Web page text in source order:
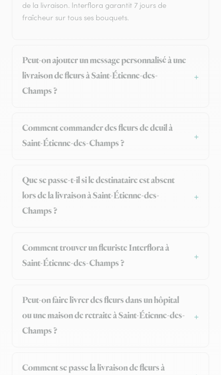
de la livraison. Interflora garantit 7 jours de
fraîcheur sur tous ses bouquets.
Peut-on ajouter un message personnalisé à une
livraison de fleurs à Saint-Étienne-des-
Champs ?
Comment commander des fleurs de deuil à
Saint-Étienne-des-Champs ?
Que se passe-t-il si le destinataire est absent
lors de la livraison à Saint-Étienne-des-
Champs ?
Comment trouver un fleuriste Interflora à
Saint-Étienne-des-Champs ?
Peut-on faire livrer des fleurs dans un hôpital
ou une maison de retraite à Saint-Étienne-des-
Champs ?
Comment se passe la livraison de fleurs à